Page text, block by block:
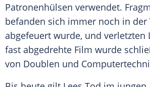
Patronenhülsen verwendet.
befanden sich immer noch in der
abgefeuert wurde, und verletzten
fast abgedrehte Film wurde
von Doublen und